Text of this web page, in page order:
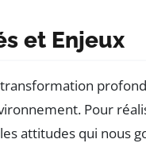
et Enjeux
Pour
attitudes qui nous